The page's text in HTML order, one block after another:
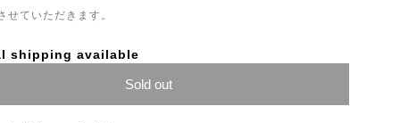
ていただきます。
shipping available
Sold out